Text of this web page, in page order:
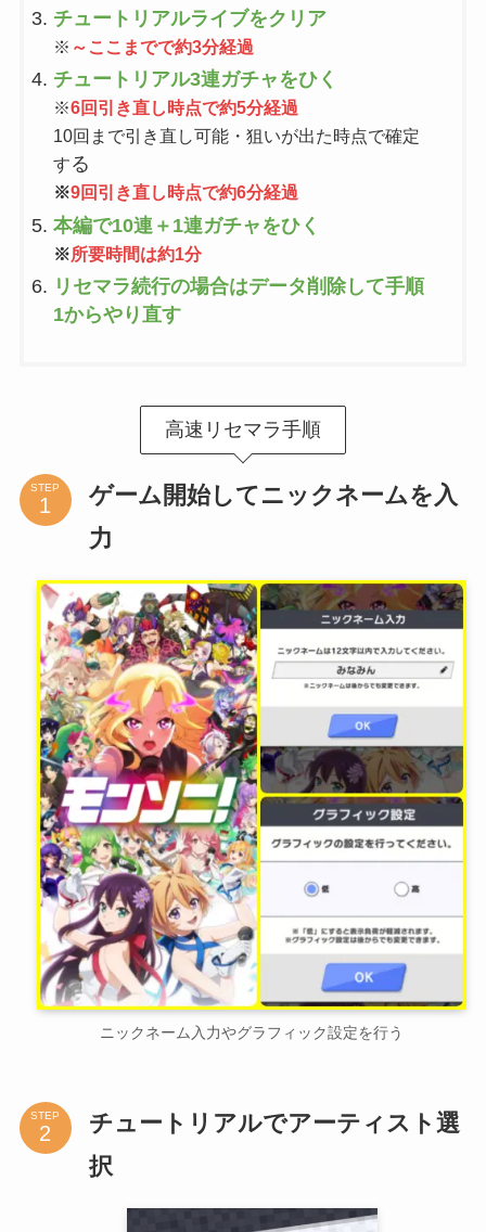
チュートリアルライブをクリア
※ ～ここまでで約3分経過
チュートリアル3連ガチャをひく
※6回引き直し時点で約5分経過
10回まで引き直し可能・狙いが出た時点で確定
する
※9回引き直し時点で約6分経過
本編で10連＋1連ガチャをひく
※所要時間は約1分
リセマラ続行の場合はデータ削除して手順
1からやり直す
高速リセマラ手順
STEP
ゲーム開始してニックネームを入
力
ニックネーム入力やグラフィック設定を行う
STEP
チュートリアルでアーティスト選
択